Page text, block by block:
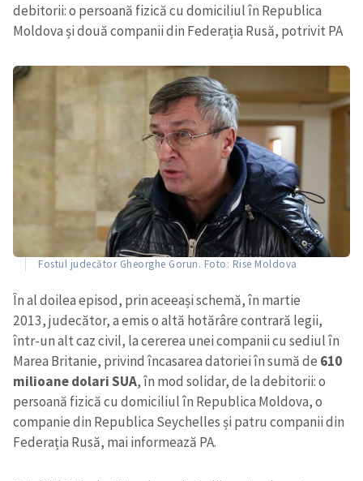
debitorii: o persoană fizică cu domiciliul în Republica
Moldova și două companii din Federația Rusă, potrivit PA
Fostul judecător Gheorghe Gorun. Foto: Rise Moldova
În al doilea episod, prin aceeași schemă, în martie
2013, judecător, a emis o altă hotărâre contrară legii,
într-un alt caz civil, la cererea unei companii cu sediul în
Marea Britanie, privind încasarea datoriei în sumă de 610
milioane dolari SUA, în mod solidar, de la debitorii: o
persoană fizică cu domiciliul în Republica Moldova, o
companie din Republica Seychelles și patru companii din
Federația Rusă, mai informează PA.